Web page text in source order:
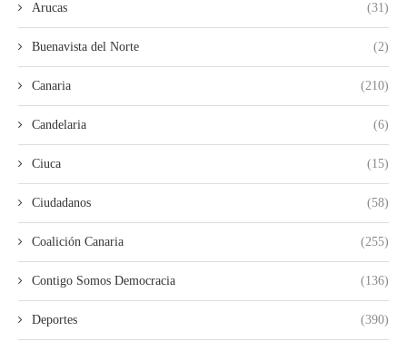
Arucas (31)
Buenavista del Norte (2)
Canaria (210)
Candelaria (6)
Ciuca (15)
Ciudadanos (58)
Coalición Canaria (255)
Contigo Somos Democracia (136)
Deportes (390)